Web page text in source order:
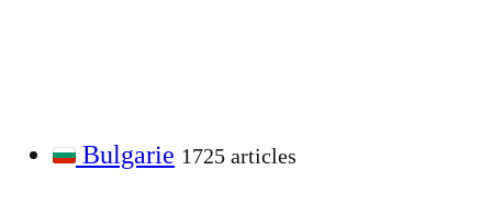
Bulgarie 1725 articles